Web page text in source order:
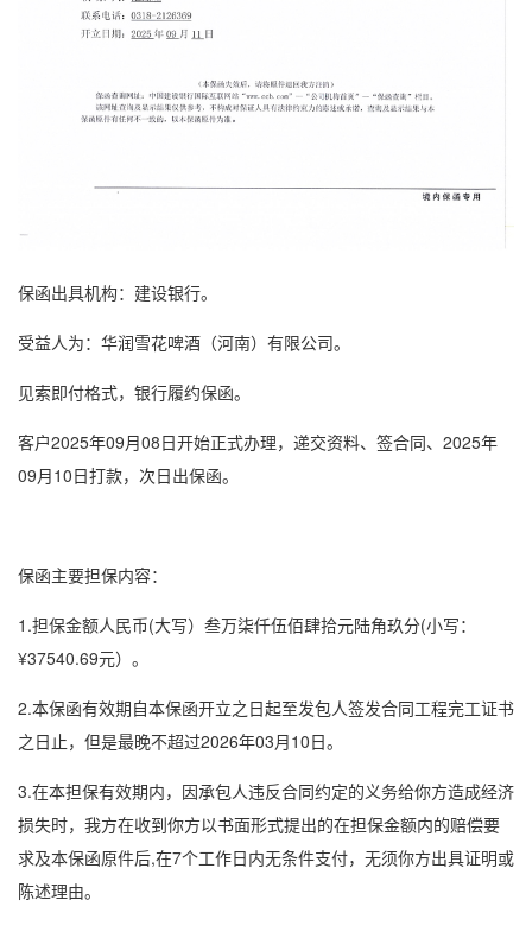
保函出具机构：建设银行。
受益人为：华润雪花啤酒（河南）有限公司。
见索即付格式，银行履约保函。
客户2025年09月08日开始正式办理，递交资料、签合同、2025年
09月10日打款，次日出保函。
保函主要担保内容：
1.担保金额人民币(大写）叁万柒仟伍佰肆拾元陆角玖分(小写：
¥37540.69元）。
2.本保函有效期自本保函开立之日起至发包人签发合同工程完工证书
之日止，但是最晚不超过2026年03月10日。
3.在本担保有效期内，因承包人违反合同约定的义务给你方造成经济
损失时，我方在收到你方以书面形式提出的在担保金额内的赔偿要
求及本保函原件后,在7个工作日内无条件支付，无须你方出具证明或
陈述理由。